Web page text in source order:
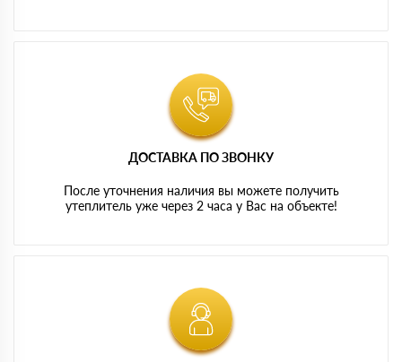
ДОСТАВКА ПО ЗВОНКУ
После уточнения наличия вы можете получить
утеплитель уже через 2 часа у Вас на объекте!